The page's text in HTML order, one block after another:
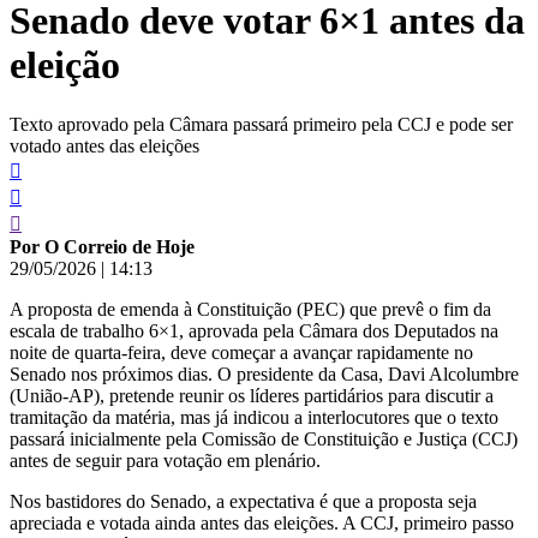
conteúdo
Senado deve votar 6×1 antes da
eleição
Texto aprovado pela Câmara passará primeiro pela CCJ e pode ser
votado antes das eleições
Por O Correio de Hoje
29/05/2026 | 14:13
A proposta de emenda à Constituição (PEC) que prevê o fim da
escala de trabalho 6×1, aprovada pela Câmara dos Deputados na
noite de quarta-feira, deve começar a avançar rapidamente no
Senado nos próximos dias. O presidente da Casa, Davi Alcolumbre
(União-AP), pretende reunir os líderes partidários para discutir a
tramitação da matéria, mas já indicou a interlocutores que o texto
passará inicialmente pela Comissão de Constituição e Justiça (CCJ)
antes de seguir para votação em plenário.
Nos bastidores do Senado, a expectativa é que a proposta seja
apreciada e votada ainda antes das eleições. A CCJ, primeiro passo